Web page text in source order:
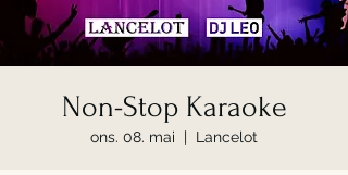
Non-Stop Karaoke
ons. 08. mai
  |
Lancelot